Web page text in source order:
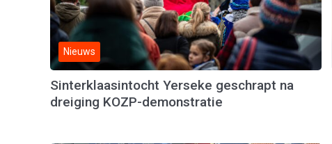
Nieuws
Sinterklaasintocht Yerseke geschrapt na
dreiging KOZP-demonstratie